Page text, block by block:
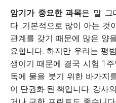
암기가 중요한 과목은 말 그
다. 기본적으로 많이 아는 것
관계를 갖기 때문에 많은 양
요합니다. 하지만 우리는 평
생이기 때문에 결국 시험 1
독에 물을 붓기 위한 바가지
이 단권화 된 책입니다. 강사